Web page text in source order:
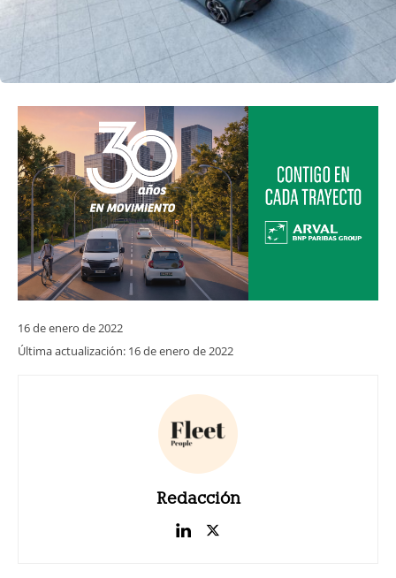
16 de enero de 2022
Última actualización: 16 de enero de 2022
Redacción